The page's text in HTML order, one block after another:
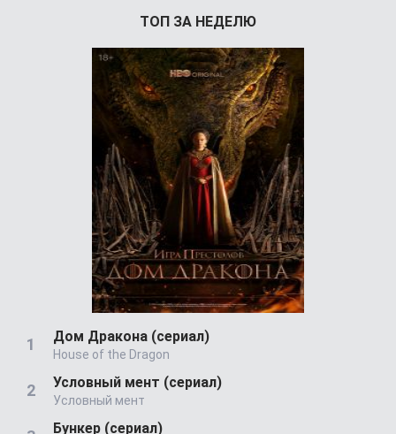
ТОП ЗА НЕДЕЛЮ
Дом Дракона (сериал)
House of the Dragon
Условный мент (сериал)
Условный мент
Бункер (сериал)